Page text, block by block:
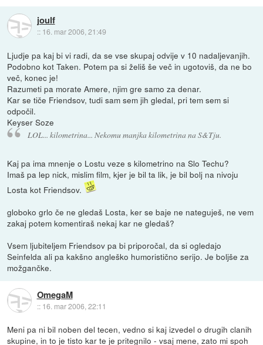
joulf
:: 16. mar 2006, 21:49
Ljudje pa kaj bi vi radi, da se vse skupaj odvije v 10 nadaljevanjih.
Podobno kot Taken. Potem pa si želiš še več in ugotoviš, da ne bo
več, konec je!
Razumeti pa morate Amere, njim gre samo za denar.
Kar se tiče Friendsov, tudi sam sem jih gledal, pri tem sem si
odpočil.
Keyser Soze
LOL... kilometrina... Nekomu manjka kilometrina na S&Tju.
Kaj pa ima mnenje o Lostu veze s kilometrino na Slo Techu?
Imaš pa lep nick, mislim film, kjer je bil ta lik, je bil bolj na nivoju
Losta kot Friendsov.
globoko grlo če ne gledaš Losta, ker se baje ne nateguješ, ne vem
zakaj potem komentiraš nekaj kar ne gledaš?
Vsem ljubiteljem Friendsov pa bi priporočal, da si ogledajo
Seinfelda ali pa kakšno angleško humoristično serijo. Je boljše za
možgančke.
OmegaM
:: 16. mar 2006, 22:11
Meni pa ni bil noben del tecen, vedno si kaj izvedel o drugih clanih
skupine, in to je tisto kar te je pritegnilo - vsaj mene, zato mi spoh